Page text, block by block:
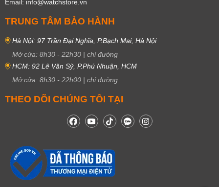
Email: info@watchstore.vn
TRUNG TÂM BẢO HÀNH
Hà Nội: 97 Trần Đại Nghĩa, P.Bạch Mai, Hà Nội
Mở cửa: 8h30 - 22h30 | chỉ đường
HCM: 92 Lê Văn Sỹ, P.Phú Nhuận, HCM
Mở cửa: 8h30 - 22h00 | chỉ đường
THEO DÕI CHÚNG TÔI TẠI